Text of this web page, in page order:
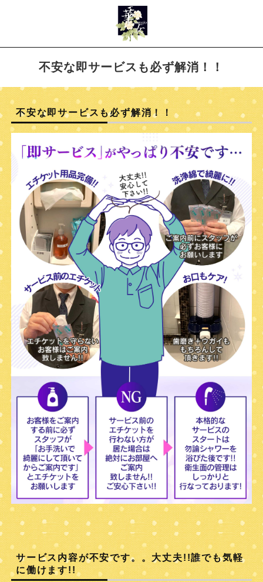
不安な即サービスも必ず解消！！
不安な即サービスも必ず解消！！
サービス内容が不安です。。大丈夫!!誰でも気軽
に働けます!!